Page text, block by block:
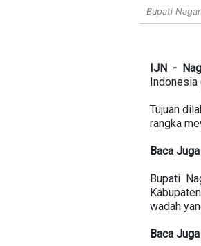
Bupati
IJN -
Indonesia
Tujuan
rangka
Baca Juga
Bupati
wadah
Baca Juga